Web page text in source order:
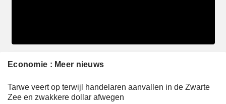
Economie : Meer nieuws
Tarwe veert op terwijl handelaren aanvallen in de Zwarte
Zee en zwakkere dollar afwegen